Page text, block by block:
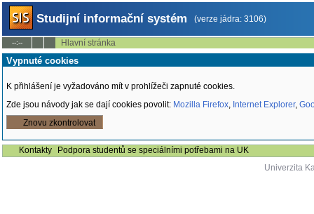
Studijní informační systém (verze jádra: 3106)
--:-- Hlavní stránka
Vypnuté cookies
K přihlášení je vyžadováno mít v prohlížeči zapnuté cookies.
Zde jsou návody jak se dají cookies povolit: Mozilla Firefox, Internet Explorer,
Znovu zkontrolovat
Kontakty
Podpora studentů se speciálními potřebami na UK
Univerzita